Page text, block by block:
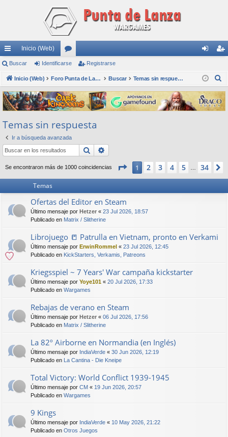
nl
ac
es
rá
pi
do
s
Inicio (Web)
or
os nti
fic
ar
ist
ra
rs
Buscar Identificarse Registrarse
Inicio (Web) Foro Punta de Lanza Wargames Buscar Temas sin respuesta
s
c
Temas sin respuesta
Ir a búsqueda avanzada
Buscar
Se encontraron más de 1000 coincidencias Página de 34
1 2 3 4 5 34
Temas
Ofertas del Editor en Steam
Último mensaje por Hetzer « 23 Jul 2026, 18:57
Publicado en Matrix / Slitherine
Librojuego 📒 Patrulla en Vietnam, pronto en Verkami
Último mensaje por ErwinRommel « 23 Jul 2026, 12:45
Publicado en KickStarters, Verkamis, Patreons
Kriegsspiel ~ 7 Years' War campaña kickstarter
Último mensaje por Yoye101 « 20 Jul 2026, 17:33
Publicado en Wargames
Rebajas de verano en Steam
Último mensaje por Hetzer « 06 Jul 2026, 17:56
Publicado en Matrix / Slitherine
La 82º Airborne en Normandia (en Inglés)
Último mensaje por IndiaVerde « 30 Jun 2026, 12:19
Publicado en La Cantina - Die Kneipe
Total Victory: World Conflict 1939-1945
Último mensaje por CM « 19 Jun 2026, 20:57
Publicado en Wargames
9 Kings
Último mensaje por IndiaVerde « 10 May 2026, 21:22
Publicado en Otros Juegos